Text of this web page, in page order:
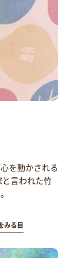
を動かされる
言われた竹
みる目